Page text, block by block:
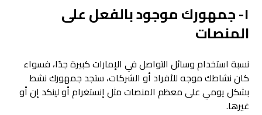
١- جمهورك موجود بالفعل على
المنصات
نسبة استخدام وسائل التواصل في الإمارات كبيرة جدًا، فسواء
كان نشاطك موجه للأفراد أو الشركات، ستجد جمهورك نشط
بشكل يومي على معظم المنصات مثل إنستغرام أو لينكد إن أو
غيرها.